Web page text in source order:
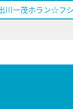
川一茂ホラン☆フ